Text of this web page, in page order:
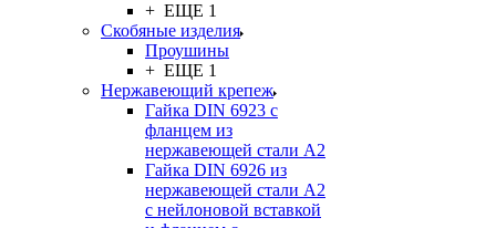
+ ЕЩЕ 1
Скобяные изделия
Проушины
+ ЕЩЕ 1
Нержавеющий крепеж
Гайка DIN 6923 с
фланцем из
нержавеющей стали А2
Гайка DIN 6926 из
нержавеющей стали А2
с нейлоновой вставкой